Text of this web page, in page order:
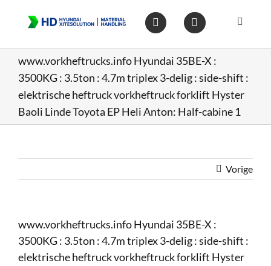
inhoud
Toggle
Op
www.vorkheftrucks.info Hyundai 35BE-X :
3500KG : 3.5ton : 4.7m triplex 3-delig : side-shift :
elektrische heftruck vorkheftruck forklift Hyster
Baoli Linde Toyota EP Heli Anton: Half-cabine 1
Vorige
www.vorkheftrucks.info Hyundai 35BE-X :
3500KG : 3.5ton : 4.7m triplex 3-delig : side-shift :
elektrische heftruck vorkheftruck forklift Hyster